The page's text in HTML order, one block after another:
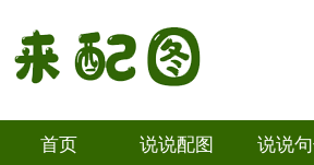
首页 说说配图 说说